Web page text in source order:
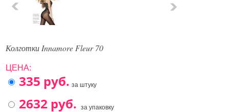
Колготки Innamore Fleur 70
ЦЕНА:
за штуку
за упаковку